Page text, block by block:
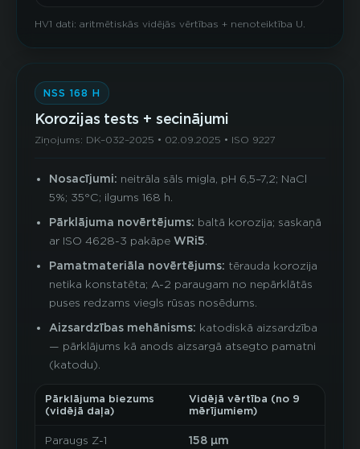
HV1 dati: aritmētiskās vidējās vērtības + nenoteiktība U.
NSS 168 H
Korozijas tests + secinājumi
Ziņojums: DK–032–2025 • 02.09.2025 • ISO 9227
Nosacījumi: neitrāla sāls migla, pH 6,5–7,2; NaCl
5%; 35°C; ilgums 168 h.
Pārklājuma novērtējums: baltā korozija; saskaņā
ar ISO 4628-3 pakāpe WRi5
Pamatmateriāla novērtējums: tērauda korozija
netika konstatēta; A-2 paraugam no nepārklātās
puses redzams viegls rūsas nosēdums.
Aizsardzības mehānisms: katodiskā aizsardzība
— pārklājums kā anods aizsargā atsegto pamatni
(katodu).
Pārklājuma biezums
(vidējā daļa)
Vidējā vērtība (no 9
mērījumiem)
Paraugs Z-1 158 µm